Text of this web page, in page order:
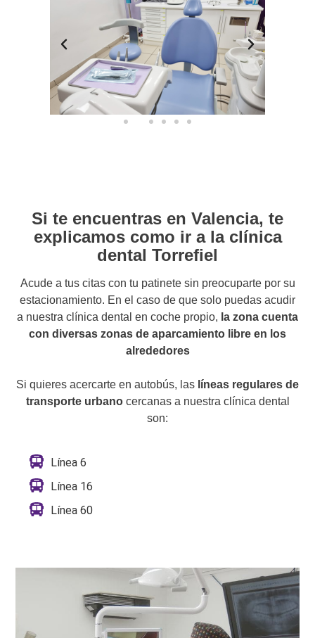
Si te encuentras en Valencia, te
explicamos como ir a la clínica
dental Torrefiel
Acude a tus citas con tu patinete sin preocuparte por su
estacionamiento. En el caso de que solo puedas acudir
a nuestra clínica dental en coche propio, la zona cuenta
con diversas zonas de aparcamiento libre en los
alrededores
Si quieres acercarte en autobús, las líneas regulares de
transporte urbanocercanas a nuestra clínica dental
son:
Línea 6
Línea 16
Línea 60